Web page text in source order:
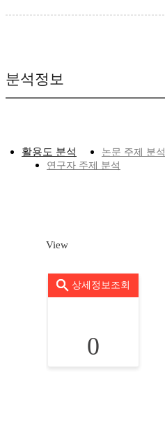
분석정보
활용도 분석
논문 주제 분석
연구자 주제 분석
View
상세정보조회
0